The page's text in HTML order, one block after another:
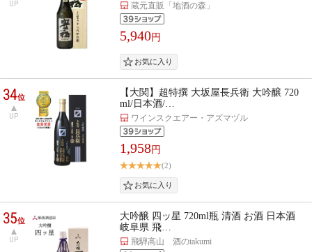
UP 蔵元直販「地酒の森」
5,940円
34位
UP
【大関】超特撰 大坂屋長兵衛 大吟醸 720
ml/日本酒/…
ワインスクエアー・アズマヅル
1,958円
(2)
35位
UP
大吟醸 四ッ星 720ml瓶 清酒 お酒 日本酒
岐阜県 飛…
飛騨高山 酒のtakumi